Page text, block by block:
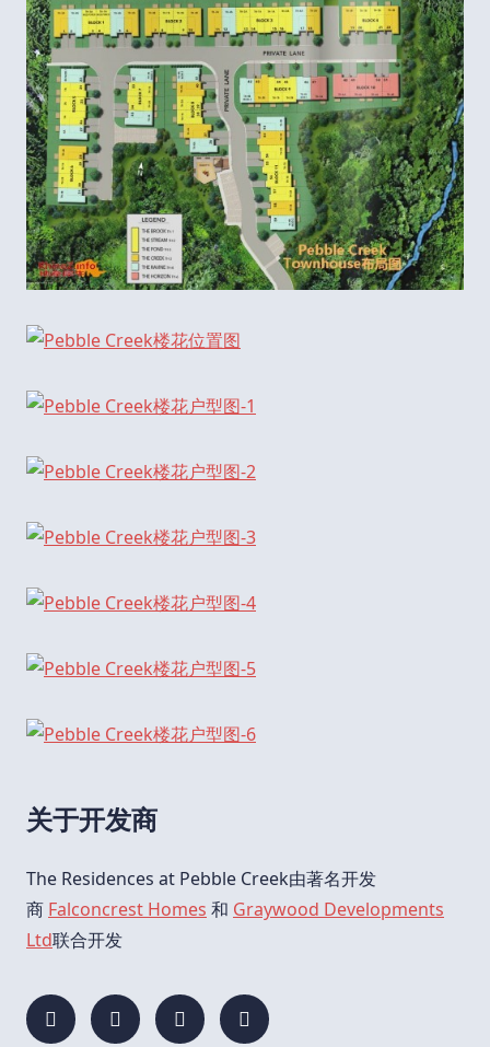
关于开发商
The Residences at Pebble Creek由著名开发
商 Falconcrest Homes 和 Graywood Developments
Ltd联合开发